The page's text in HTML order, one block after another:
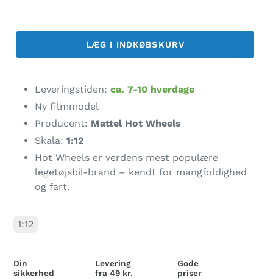
LÆG I INDKØBSKURV
produkt
din
indkøbskurv
Leveringstiden: ca. 7-10 hverdage
Ny filmmodel
Producent: Mattel Hot Wheels
Skala: 1:12
Hot Wheels er verdens mest populære
legetøjsbil-brand – kendt for mangfoldighed
og fart.
1:12
Din
sikkerhed
Levering
fra 49 kr.
Gode
priser